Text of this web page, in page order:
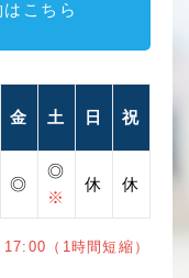
こちら
金 土 日 祝
◎
◎
※
休 休
（1時間短縮）